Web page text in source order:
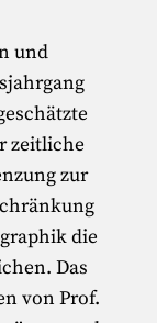
und
zeitliche
zur
die
Das
von Prof.